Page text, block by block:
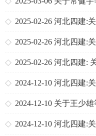
2025-02-26 河北四建:
2025-02-26 河北四建:
2025-02-26 河北四建:
2024-12-10 河北四建:
2024-12-10 关于王少
2024-12-10 河北四建: